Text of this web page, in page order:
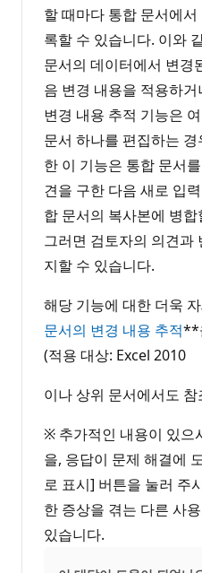
할 때마다 통합 문서에
록할 수 있습니다. 이와
문서의 데이터에서 변경
음 변경 내용을 적용하
변경 내용 추적 기능은
문서 하나를 편집하는
한 이 기능은 통합 문서
견을 구한 다음 새로 입
합 문서의 복사본에 병
그러면 검토자의 의견과
지할 수 있습니다.
해당 기능에 대한 더욱
문서의 변경 내용 추적**
(적용 대상: Excel 2010
이나 상위 문서에서도
※ 추가적인 내용이 있으
을, 응답이 문제 해결에
로 표시] 버튼을 눌러 주
한 증상을 겪는 다른 사
있습니다.